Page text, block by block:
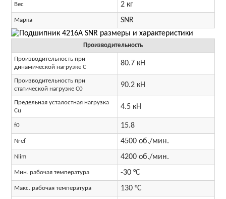
Вес 2 кг
Марка SNR
Производительность
Производительность при
динамической нагрузке C
80.7 кН
Производительность при
статической нагрузке C0
90.2 кН
Предельная усталостная нагрузка
Cu
4.5 кН
f0 15.8
Nref 4500 об./мин.
Nlim 4200 об./мин.
Мин. рабочая температура -30 °C
Макс. рабочая температура 130 °C